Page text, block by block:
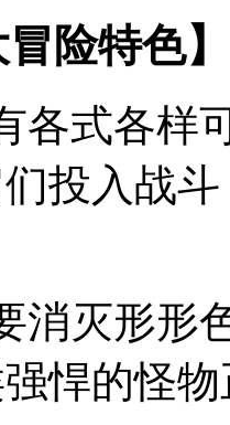
冒险特色】
各式各样
投入战
消灭形形
悍的怪